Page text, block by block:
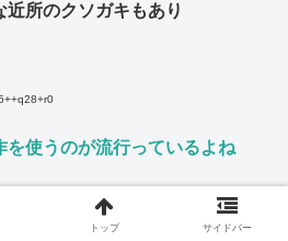
所のクソガキもあり
を使うのが流行っているよね
トップ サイドバー